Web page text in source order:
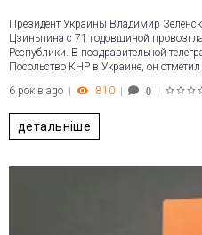
Президент Украины Владимир
Цзиньпина с 71 годовщиной
Республики. В поздравительной
Посольство КНР в Украине, он
6 років ago
810 0
детальніше